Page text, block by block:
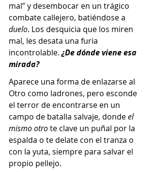
mal” y desembocar en un trágico
combate callejero, batiéndose a
duelo. Los desquicia que los miren
mal, les desata una furia
incontrolable. ¿De dónde viene esa
mirada?
Aparece una forma de enlazarse al
Otro como ladrones, pero esconde
el terror de encontrarse en un
campo de batalla salvaje, donde el
mismo otro te clave un puñal por la
espalda o te delate con el tranza o
con la yuta, siempre para salvar el
propio pellejo.